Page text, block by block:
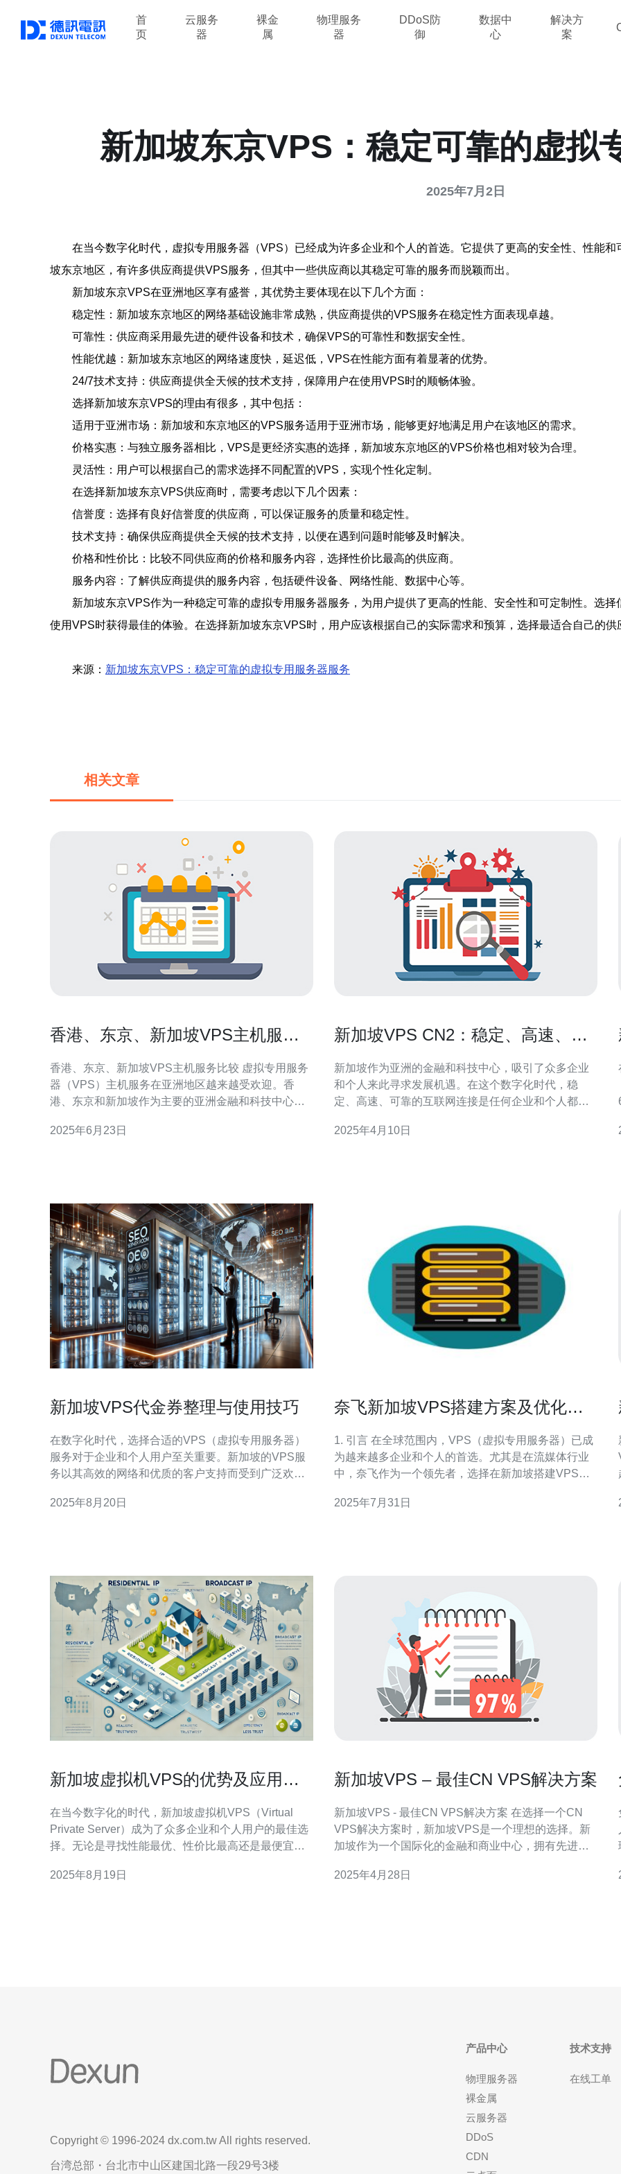
首
页
云服务
器
裸金
属
物理服务
器
DDoS防
御
数据中
心
解决方
案
新加坡东京VPS：稳定可靠的虚拟
2025年7月2日
在当今数字化时代，虚拟专用服务器（VPS）已经成为许多企业和个人的首选。它提供了更高的安全性、性能
坡东京地区，有许多供应商提供VPS服务，但其中一些供应商以其稳定可靠的服务而脱颖而出。
新加坡东京VPS在亚洲地区享有盛誉，其优势主要体现在以下几个方面：
稳定性：新加坡东京地区的网络基础设施非常成熟，供应商提供的VPS服务在稳定性方面表现卓越。
可靠性：供应商采用最先进的硬件设备和技术，确保VPS的可靠性和数据安全性。
性能优越：新加坡东京地区的网络速度快，延迟低，VPS在性能方面有着显著的优势。
24/7技术支持：供应商提供全天候的技术支持，保障用户在使用VPS时的顺畅体验。
选择新加坡东京VPS的理由有很多，其中包括：
适用于亚洲市场：新加坡和东京地区的VPS服务适用于亚洲市场，能够更好地满足用户在该地区的需求。
价格实惠：与独立服务器相比，VPS是更经济实惠的选择，新加坡东京地区的VPS价格也相对较为合理。
灵活性：用户可以根据自己的需求选择不同配置的VPS，实现个性化定制。
在选择新加坡东京VPS供应商时，需要考虑以下几个因素：
信誉度：选择有良好信誉度的供应商，可以保证服务的质量和稳定性。
技术支持：确保供应商提供全天候的技术支持，以便在遇到问题时能够及时解决。
价格和性价比：比较不同供应商的价格和服务内容，选择性价比最高的供应商。
服务内容：了解供应商提供的服务内容，包括硬件设备、网络性能、数据中心等。
新加坡东京VPS作为一种稳定可靠的虚拟专用服务器服务，为用户提供了更高的性能、安全性和可定制性。选
使用VPS时获得最佳的体验。在选择新加坡东京VPS时，用户应该根据自己的实际需求和预算，选择最适合自己的供
来源： 新加坡东京VPS：稳定可靠的虚拟专用服务器服务
相关文章
香港、东京、新加坡VPS主机服务
香港、东京、新加坡VPS主机服务比较 虚拟专用服务
器（VPS）主机服务在亚洲地区越来越受欢迎。香
港、东京和新加坡作为主要的亚洲金融和科技中心，
站和应用程序。本文将比较香港、东京和新加坡的
2025年6月23日
新加坡VPS CN2：稳定、高速、可
新加坡作为亚洲的金融和科技中心，吸引了众多企业
和个人来此寻求发展机遇。在这个数字化时代，稳
定、高速、可靠的互联网连接是任何企业和个人都不
的理想选择。 VPS CN2是一种虚拟专用服务器
2025年4月10日
新加坡VPS代金券整理与使用技巧
在数字化时代，选择合适的VPS（虚拟专用服务器）
服务对于企业和个人用户至关重要。新加坡的VPS服
务以其高效的网络和优质的客户支持而受到广泛欢
并提供一些实用的使用技巧，以帮助您在选择和使用
2025年8月20日
奈飞新加坡VPS搭建方案及优化技
1. 引言 在全球范围内，VPS（虚拟专用服务器）已成
为越来越多企业和个人的首选。尤其是在流媒体行业
中，奈飞作为一个领先者，选择在新加坡搭建VPS来
的VPS搭建方案及优化技巧，帮助您更好地理解这一
2025年7月31日
新加坡虚拟机VPS的优势及应用场
在当今数字化的时代，新加坡虚拟机VPS（Virtual
Private Server）成为了众多企业和个人用户的最佳选
择。无论是寻找性能最优、性价比最高还是最便宜的
本文将详细分析新加坡虚拟机VPS的优势以及适用的
2025年8月19日
新加坡VPS – 最佳CN VPS解决方案
新加坡VPS - 最佳CN VPS解决方案 在选择一个CN
VPS解决方案时，新加坡VPS是一个理想的选择。新
加坡作为一个国际化的金融和商业中心，拥有先进的
个优秀的主机位置，为中国用户提供高速、稳定的
2025年4月28日
Copyright © 1996-2024 dx.com.tw All rights reserved.
台湾总部・台北市中山区建国北路一段29号3楼
产品中心
物理服务器
裸金属
云服务器
DDoS
CDN
技术支持
在线工单